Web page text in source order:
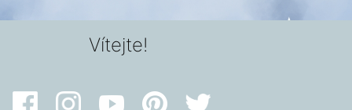
Vítejte!